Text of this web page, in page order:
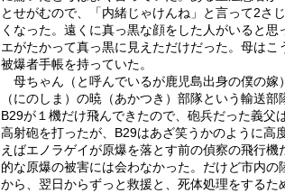
とせがむので、「内緒じゃけんね」と言って2さ
くなった。遠くに真っ黒な顔をした人がいると
エがたかって真っ黒に見えただけだった。母は
被爆者手帳を持っていた。
母ちゃん（と呼んでいるが鹿児島出身の僕の嫁
（にのしま）の暁（あかつき）部隊という輸送
B29が１機だけ飛んできたので、砲兵だった義父
高射砲を打ったが、B29はあざ笑うかのように高
えばエノラゲイが原爆を落とす前の偵察の飛行
的な原爆の被害には会わなかった。だけど市内
から、翌日からずっと救援と、死体処理をする